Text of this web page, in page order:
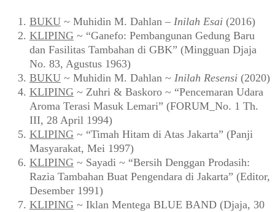
BUKU ~ Muhidin M. Dahlan – Inilah Esai (2016)
KLIPING ~ “Ganefo: Pembangunan Gedung Baru
dan Fasilitas Tambahan di GBK” (Mingguan Djaja
No. 83, Agustus 1963)
BUKU ~ Muhidin M. Dahlan ~ Inilah Resensi (2020)
KLIPING ~ Zuhri & Baskoro ~ “Pencemaran Udara
Aroma Terasi Masuk Lemari” (FORUM_No. 1 Th.
III, 28 April 1994)
KLIPING ~ “Timah Hitam di Atas Jakarta” (Panji
Masyarakat, Mei 1997)
KLIPING ~ Sayadi ~ “Bersih Denggan Prodasih:
Razia Tambahan Buat Pengendara di Jakarta” (Editor,
Desember 1991)
KLIPING ~ Iklan Mentega BLUE BAND (Djaja, 30